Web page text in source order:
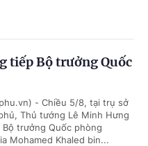
tiếp Bộ trưởng Quốc
- Chiều 5/8, tại trụ sở
Thủ tướng Lê Minh Hưng
Bộ trưởng Quốc phòng
Mohamed Khaled bin...